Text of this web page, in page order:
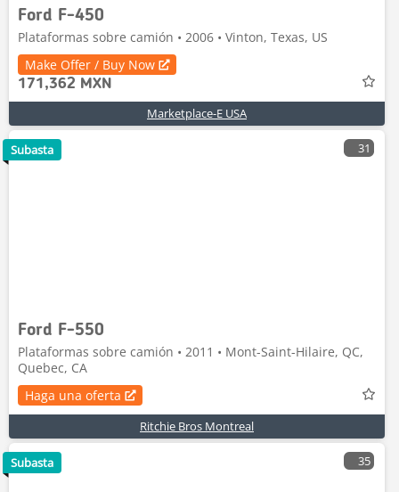
Ford F-450
Plataformas sobre camión • 2006 • Vinton, Texas, US
Make Offer / Buy Now
171,362 MXN
Marketplace-E USA
31
Ford F-550
Plataformas sobre camión • 2011 • Mont-Saint-Hilaire, QC,
Quebec, CA
Haga una oferta
Ritchie Bros Montreal
Subasta
35
Subasta